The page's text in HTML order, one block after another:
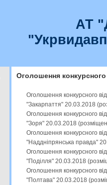
АТ
Оголошення конкурсного
Оголошення конкурсного
"Закарпаття" 20.03.2018
Оголошення конкурсного
"Зоря" 20.03.2018
Оголошення конкурсного
"Наддніпрянська правда"
Оголошення конкурсного
"Поділля" 20.03.2018
Оголошення конкурсного
"Полтава" 20.03.2018